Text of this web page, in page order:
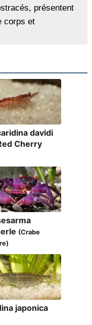
présentent
corps et
davidi
Cherry
(Crabe
japonica